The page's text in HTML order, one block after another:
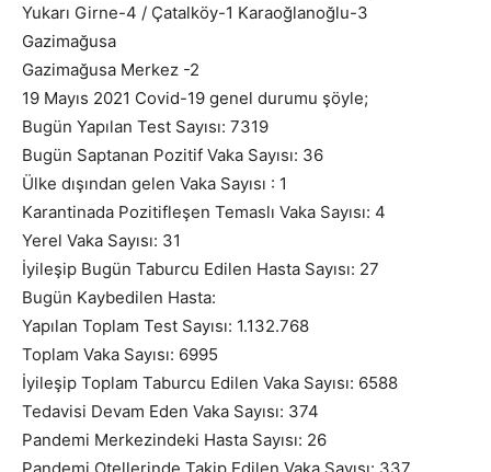
Yukarı Girne-4 / Çatalköy-1 Karaoğlanoğlu-3
Gazimağusa
Gazimağusa Merkez -2
19 Mayıs 2021 Covid-19 genel durumu şöyle;
Bugün Yapılan Test Sayısı: 7319
Bugün Saptanan Pozitif Vaka Sayısı: 36
Ülke dışından gelen Vaka Sayısı : 1
Karantinada Pozitifleşen Temaslı Vaka Sayısı: 4
Yerel Vaka Sayısı: 31
İyileşip Bugün Taburcu Edilen Hasta Sayısı: 27
Bugün Kaybedilen Hasta:
Yapılan Toplam Test Sayısı: 1.132.768
Toplam Vaka Sayısı: 6995
İyileşip Toplam Taburcu Edilen Vaka Sayısı: 6588
Tedavisi Devam Eden Vaka Sayısı: 374
Pandemi Merkezindeki Hasta Sayısı: 26
Pandemi Otellerinde Takip Edilen Vaka Sayısı: 337